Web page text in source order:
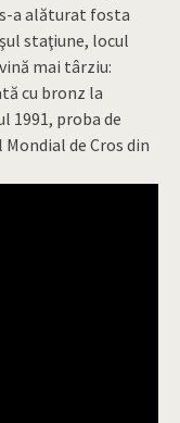
a alăturat fosta
staţiune, locul
mai târziu:
cu bronz la
1991, proba de
de Cros din